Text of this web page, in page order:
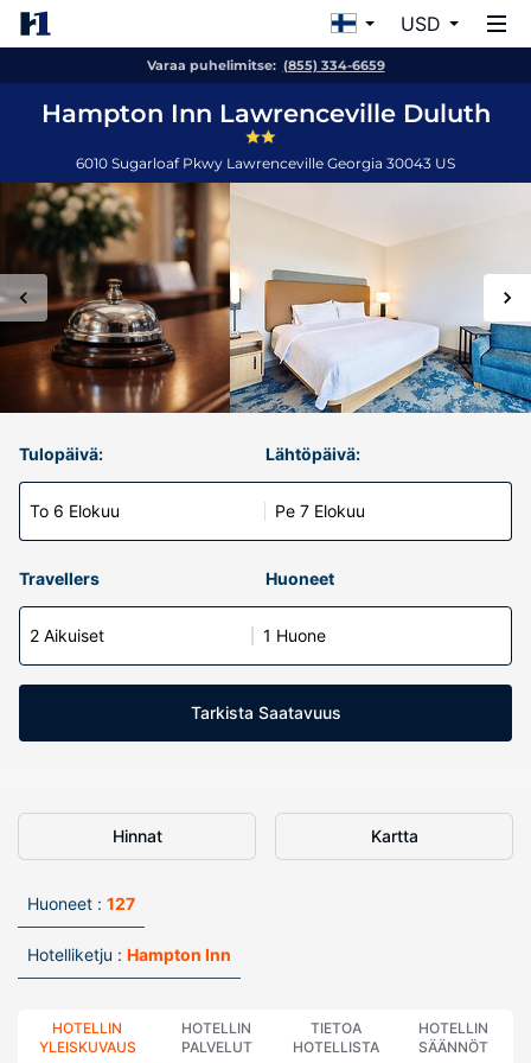
USD
Varaa puhelimitse: (855) 334-6659
Hampton Inn Lawrenceville Duluth
6010 Sugarloaf Pkwy Lawrenceville Georgia 30043 US
Tulopäivä:
To 6 Elokuu
Lähtöpäivä:
Pe 7 Elokuu
Travellers Huoneet
2 Aikuiset 1 Huone
Tarkista Saatavuus
Hinnat Kartta
Huoneet : 127
Hotelliketju : Hampton Inn
HOTELLIN
YLEISKUVAUS
HOTELLIN
PALVELUT
TIETOA
HOTELLISTA
HOTELLIN
SÄÄNNÖT